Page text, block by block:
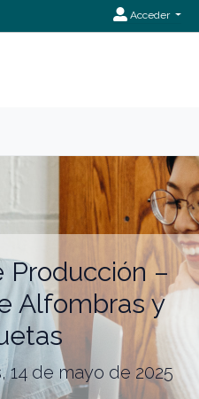
Acceder
–
Alfombras y
de mayo de 2025